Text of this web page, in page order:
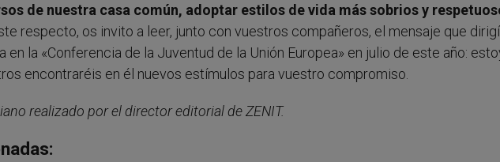
de nuestra casa común, adoptar estilos de vida más sobrios y
respecto, os invito a leer, junto con vuestros compañeros, el mensaje que
en la «Conferencia de la Juventud de la Unión Europea» en julio de este año:
encontraréis en él nuevos estímulos para vuestro compromiso.
realizado por el director editorial de ZENIT.